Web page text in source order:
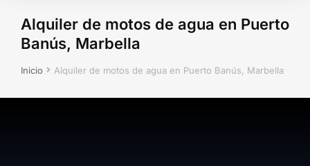
Alquiler de motos de agua en Puerto
Banús, Marbella
Estás aquí:
Inicio Alquiler de motos de agua en Puerto Banús, Marbella